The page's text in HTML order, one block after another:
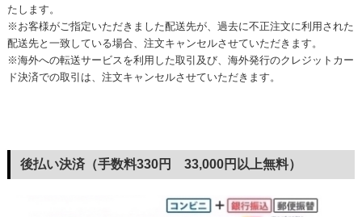
たします。
※お客様がご指定いただきました配送先が、過去に不正注文に利用された
配送先と一致している場合、注文キャンセルさせていただきます。
※海外への転送サービスを利用した取引及び、海外発行のクレジットカー
ド決済での取引は、注文キャンセルさせていただきます。
後払い決済（手数料330円 33,000円以上無料）